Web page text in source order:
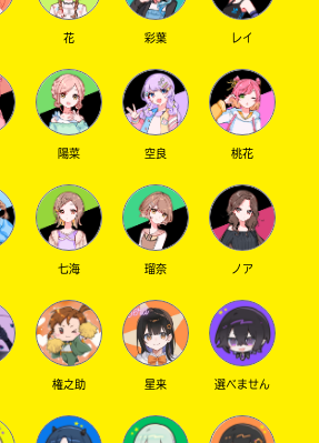
花 彩葉 レイ
陽菜 空良 桃花
七海 瑠奈 ノア
権之助 星来 選べません